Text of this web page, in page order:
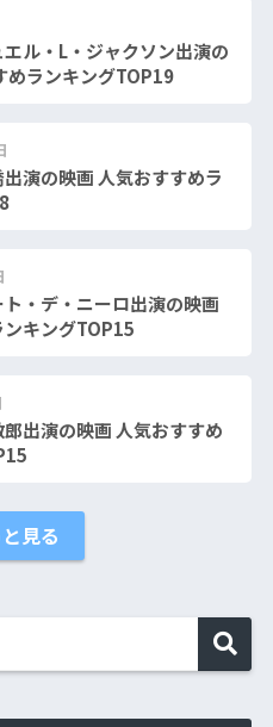
エル・L・ジャクソン出演の
めランキングTOP19
出演の映画 人気おすすめラ
ト・デ・ニーロ出演の映画
キングTOP15
郎出演の映画 人気おすすめ
見る